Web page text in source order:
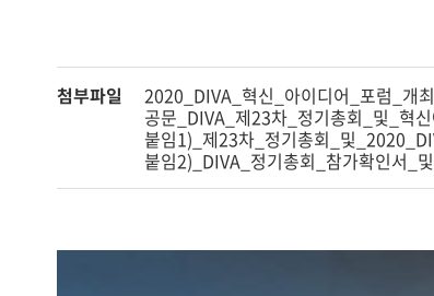
첨부파일
2020_DIVA_혁신_아이디어_포럼_개
공문_DIVA_제23차_정기총회_및_혁
붙임1)_제23차_정기총회_및
붙임2)_DIVA_정기총회_참가확인서_